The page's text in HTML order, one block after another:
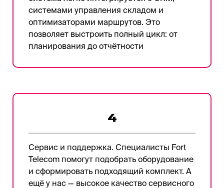
системами управления складом и
оптимизаторами маршрутов. Это
позволяет выстроить полный цикл: от
планирования до отчётности
4
Сервис и поддержка. Специалисты Fort
Telecom помогут подобрать оборудование
и сформировать подходящий комплект. А
ещё у нас — высокое качество сервисного